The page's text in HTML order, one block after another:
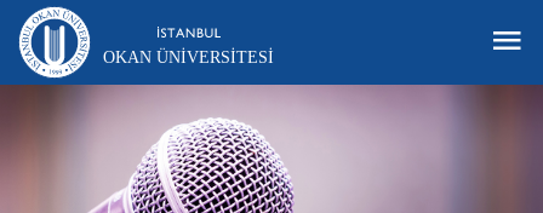
OKAN ÜNIVERSITESI